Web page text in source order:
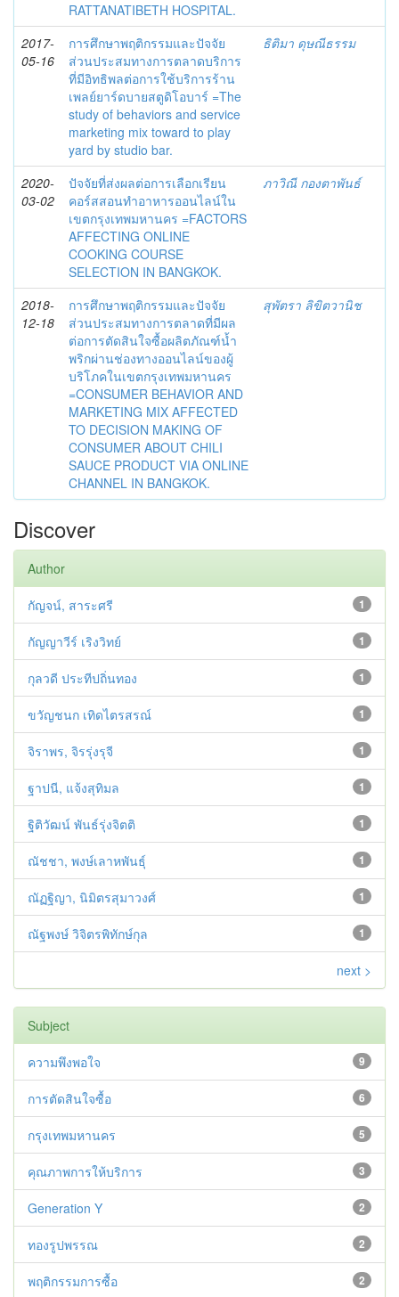
RATTANATIBETH HOSPITAL.
2017-
05-16
การศึกษาพฤติกรรมและปัจจัย
ส่วนประสมทางการตลาดบริการ
ที่มีอิทธิพลต่อการใช้บริการร้าน
เพลย์ยาร์ดบายสตูดิโอบาร์ =The
study of behaviors and service
marketing mix toward to play
yard by studio bar.
ธิติมา ดุษณีธรรม
2020-
03-02
ปัจจัยที่ส่งผลต่อการเลือกเรียน
คอร์สสอนทำอาหารออนไลน์ใน
เขตกรุงเทพมหานคร =FACTORS
AFFECTING ONLINE
COOKING COURSE
SELECTION IN BANGKOK.
ภาวิณี กองตาพันธ์
2018-
12-18
การศึกษาพฤติกรรมและปัจจัย
ส่วนประสมทางการตลาดที่มีผล
ต่อการตัดสินใจซื้อผลิตภัณฑ์น้ำ
พริกผ่านช่องทางออนไลน์ของผู้
บริโภคในเขตกรุงเทพมหานคร
=CONSUMER BEHAVIOR AND
MARKETING MIX AFFECTED
TO DECISION MAKING OF
CONSUMER ABOUT CHILI
SAUCE PRODUCT VIA ONLINE
CHANNEL IN BANGKOK.
สุพัตรา ลิขิตวานิช
Discover
Author
1
กัญจน์, สาระศรี
1
กัญญาวีร์ เริงวิทย์
1
กุลวดี ประทีปถิ่นทอง
1
ขวัญชนก เทิดไตรสรณ์
1
จิราพร, จิรรุ่งรุจี
1
ฐาปนี, แจ้งสุทิมล
1
ฐิติวัฒน์ พันธ์รุ่งจิตติ
1
ณัชชา, พงษ์เลาหพันธุ์
1
ณัฏฐิญา, นิมิตรสุมาวงศ์
1
ณัฐพงษ์ วิจิตรพิทักษ์กุล
next >
Subject
9
ความพึงพอใจ
6
การตัดสินใจซื้อ
5
กรุงเทพมหานคร
3
คุณภาพการให้บริการ
2
Generation Y
2
ทองรูปพรรณ
2
พฤติกรรมการซื้อ